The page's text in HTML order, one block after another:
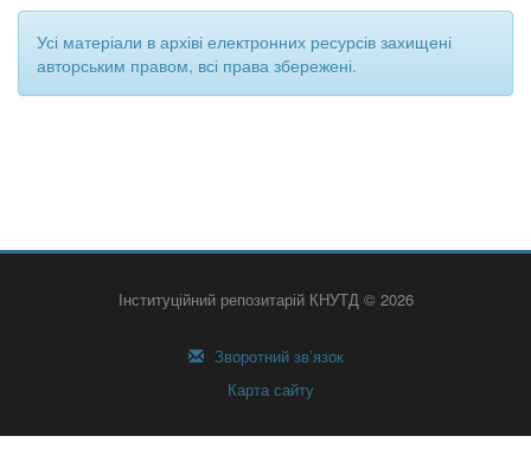
Усі матеріали в архіві електронних ресурсів захищені
авторським правом, всі права збережені.
Інституційний репозитарій КНУТД © 2026
Зворотний зв’язок
Карта сайту